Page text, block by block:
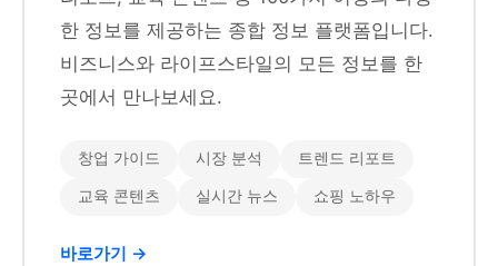
한 정보를 제공하는 종합 정보 플랫폼입니다.
비즈니스와 라이프스타일의 모든 정보를 한
곳에서 만나보세요.
창업 가이드 시장 분석 트렌드 리포트
교육 콘텐츠 실시간 뉴스 쇼핑 노하우
바로가기 →